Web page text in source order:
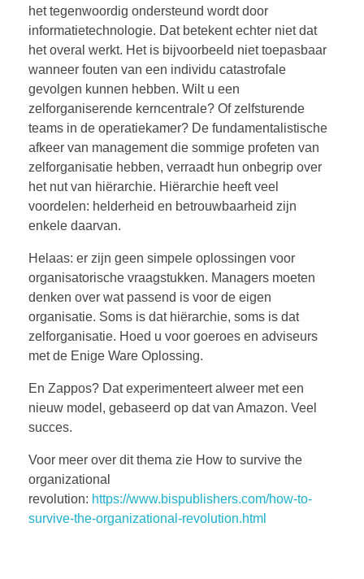
het tegenwoordig ondersteund wordt door
informatietechnologie. Dat betekent echter niet dat
het overal werkt. Het is bijvoorbeeld niet toepasbaar
wanneer fouten van een individu catastrofale
gevolgen kunnen hebben. Wilt u een
zelforganiserende kerncentrale? Of zelfsturende
teams in de operatiekamer? De fundamentalistische
afkeer van management die sommige profeten van
zelforganisatie hebben, verraadt hun onbegrip over
het nut van hiërarchie. Hiërarchie heeft veel
voordelen: helderheid en betrouwbaarheid zijn
enkele daarvan.
Helaas: er zijn geen simpele oplossingen voor
organisatorische vraagstukken. Managers moeten
denken over wat passend is voor de eigen
organisatie. Soms is dat hiërarchie, soms is dat
zelforganisatie. Hoed u voor goeroes en adviseurs
met de Enige Ware Oplossing.
En Zappos? Dat experimenteert alweer met een
nieuw model, gebaseerd op dat van Amazon. Veel
succes.
Voor meer over dit thema zie How to survive the
organizational
revolution: https://www.bispublishers.com/how-to-
survive-the-organizational-revolution.html